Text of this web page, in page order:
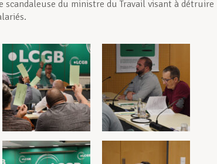
scandaleuse du ministre du Travail visant à détruire